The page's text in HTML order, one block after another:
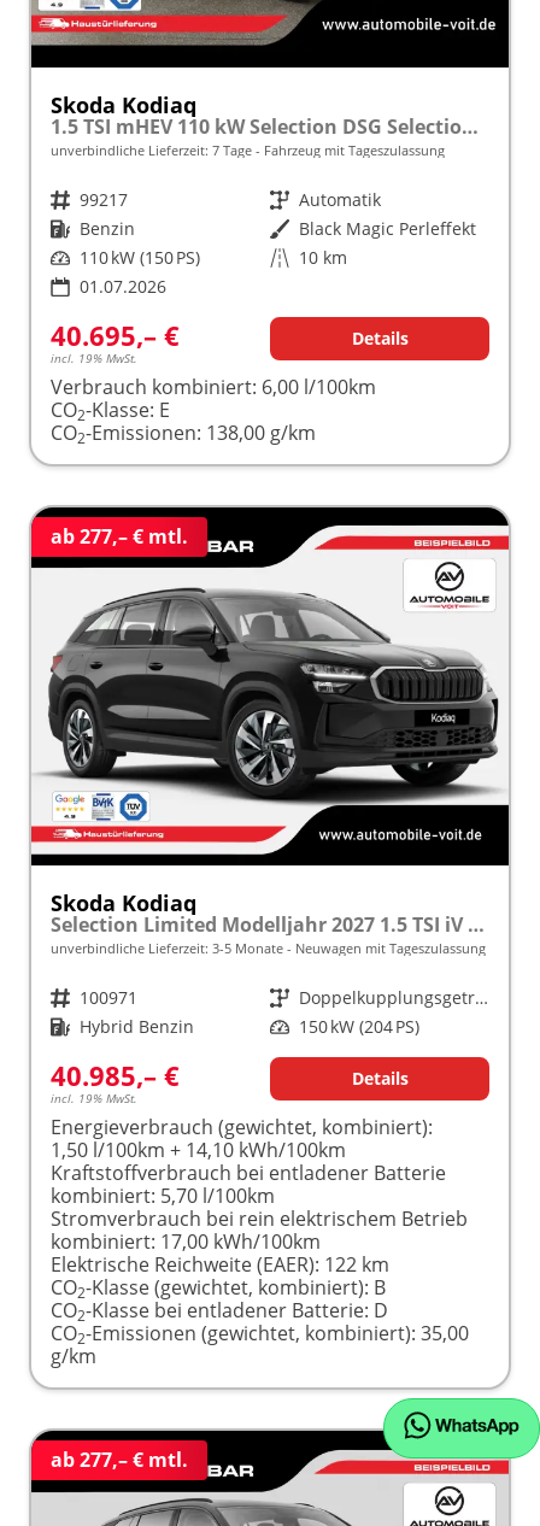
Skoda Kodiaq
1.5 TSI mHEV 110 kW Selection DSG Selection, AHK, Navi, Side, Kamera, Winter, 4 J.- Garantie
unverbindliche Lieferzeit: 7 Tage Fahrzeug mit Tageszulassung
Fahrzeugnr. 99217 Getriebe Automatik
Kraftstoff Benzin Außenfarbe Black Magic Perleffekt
Leistung 110 kW (150 PS) Kilometerstand 10 km
01.07.2026
40.695,– €
incl. 19% MwSt.
Details
Verbrauch kombiniert: 6,00 l/100km
CO2-Klasse: E
CO2-Emissionen: 138,00 g/km
ab 277,– € mtl.
Skoda Kodiaq
Selection Limited Modelljahr 2027 1.5 TSI iV 204 PS DSG 5 J. Garantie/AHK/NAVI/SHZ/KAMERA/LED frei konfigurierbar!
unverbindliche Lieferzeit: 3-5 Monate Neuwagen mit Tageszulassung
Fahrzeugnr. 100971 Getriebe
Doppelkupplungsgetriebe (DSG)
Kraftstoff Hybrid Benzin Leistung 150 kW (204 PS)
40.985,– €
incl. 19% MwSt.
Details
Energieverbrauch (gewichtet, kombiniert):
1,50 l/100km + 14,10 kWh/100km
Kraftstoffverbrauch bei entladener Batterie
kombiniert: 5,70 l/100km
Stromverbrauch bei rein elektrischem Betrieb
kombiniert: 17,00 kWh/100km
Elektrische Reichweite (EAER): 122 km
CO2-Klasse (gewichtet, kombiniert): B
CO2-Klasse bei entladener Batterie: D
CO2-Emissionen (gewichtet, kombiniert): 35,00
g/km
ab 277,– € mtl.